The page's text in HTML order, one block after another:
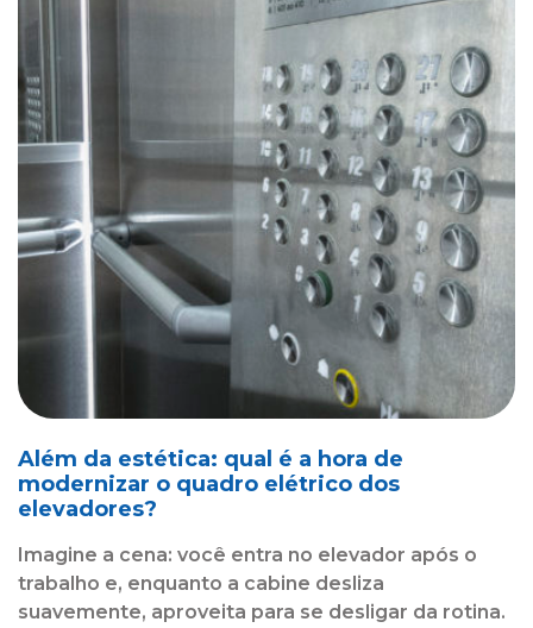
Além da estética: qual é a hora de
modernizar o quadro elétrico dos
elevadores?
Imagine a cena: você entra no elevador após o
trabalho e, enquanto a cabine desliza
suavemente, aproveita para se desligar da rotina.